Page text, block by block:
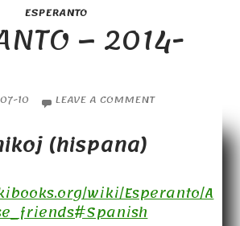
ESPERANTO
– 2014-
10 LEAVE A COMMENT
(hispana)
wiki/Esperanto/A